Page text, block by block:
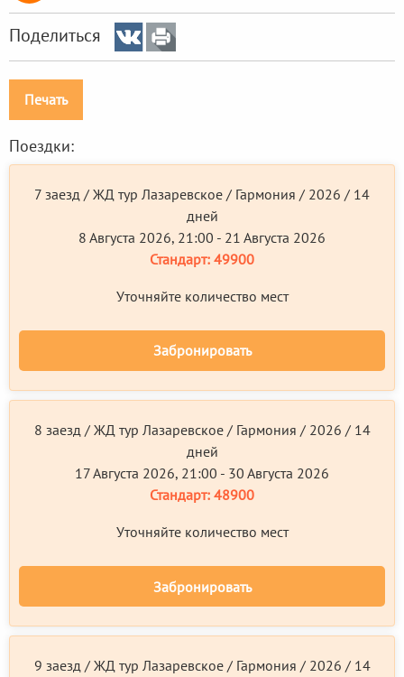
Поделиться
Печать
Поездки:
7 заезд / ЖД тур Лазаревское / Гармония / 2026 / 14
дней
8 Августа 2026, 21:00 - 21 Августа 2026
Стандарт: 49900
Уточняйте количество мест
Забронировать
8 заезд / ЖД тур Лазаревское / Гармония / 2026 / 14
дней
17 Августа 2026, 21:00 - 30 Августа 2026
Стандарт: 48900
Уточняйте количество мест
Забронировать
9 заезд / ЖД тур Лазаревское / Гармония / 2026 / 14